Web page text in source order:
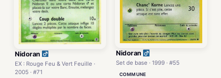
Nidoran
EX : Rouge Feu & Vert Feuille ·
2005 · #71
Nidoran
Set de base · 1999 · #55
COMMUNE